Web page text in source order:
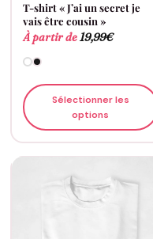
T-shirt « J’ai un secret je
vais être cousin »
À partir de19,99€
Sélectionner les
options